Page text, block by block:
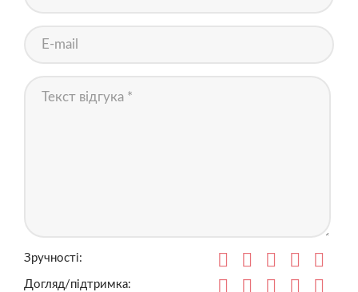
Зручності:
Догляд/підтримка: